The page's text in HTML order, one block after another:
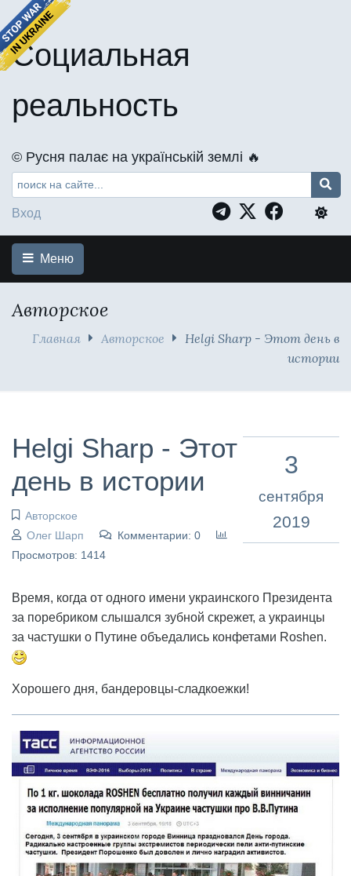
Социальная
реальность
©️ Русня палає на українській землі 🔥
Вход
Меню
Авторское
Главная Авторское
Helgi Sharp - Этот день в
истории
Helgi Sharp - Этот
день в истории
Авторское
Олег Шарп
Комментарии: 0
Просмотров: 1414
3
сентября
2019
Время, когда от одного имени украинского Президента
за поребриком слышался зубной скрежет, а украинцы
за частушки о Путине объедались конфетами Roshen.
Хорошего дня, бандеровцы-сладкоежки!